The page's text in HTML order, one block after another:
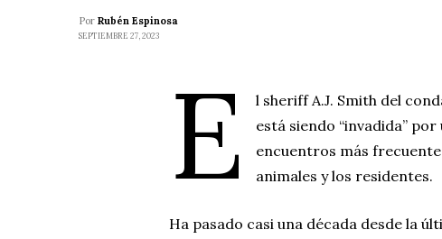
Por Rubén Espinosa
SEPTIEMBRE 27, 2023
E l sheriff A.J. Smith del
está siendo “invadida”
encuentros más
animales y los residentes.
Ha pasado casi una década desde la